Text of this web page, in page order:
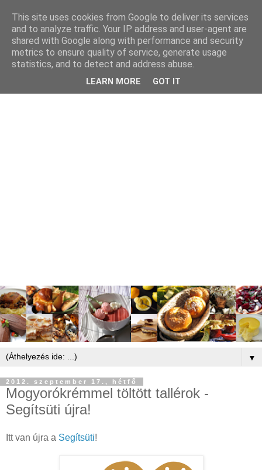
▼
2012. szeptember 17., hétfő
Mogyorókrémmel töltött tallérok -
Segítsüti újra!
Itt van újra a Segítsüti!
This site uses cookies from Google to deliver its services
and to analyze traffic. Your IP address and user-agent are
shared with Google along with performance and security
metrics to ensure quality of service, generate usage
statistics, and to detect and address abuse.
LEARN MORE GOT IT